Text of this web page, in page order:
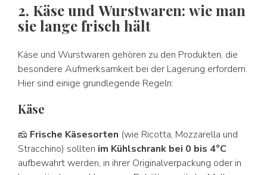
2. Käse und Wurstwaren: wie man
sie lange frisch hält
Käse und Wurstwaren gehören zu den Produkten, die
besondere Aufmerksamkeit bei der Lagerung erfordern.
Hier sind einige grundlegende Regeln:
Käse
🧀 Frische Käsesorten (wie Ricotta, Mozzarella und
Stracchino) sollten im Kühlschrank bei 0 bis 4°C
aufbewahrt werden, in ihrer Originalverpackung oder in